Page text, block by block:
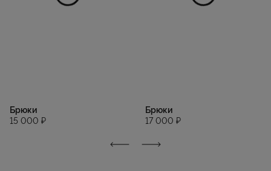
Брюки
15 000 ₽
Брюки
17 000 ₽